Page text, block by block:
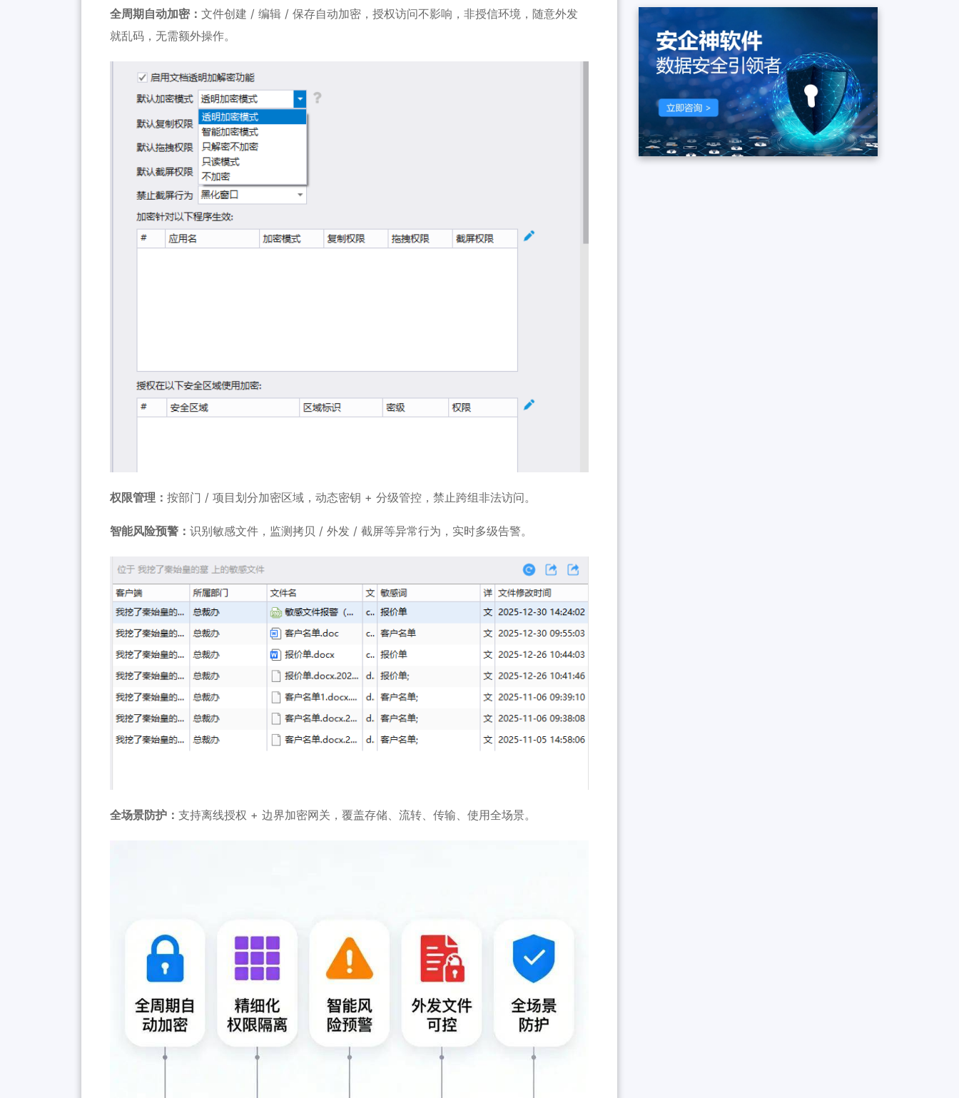
全周期自动加密：文件创建 / 编辑 / 保存自动加密，授权访问不影响，非授信环境，随意外发
就乱码，无需额外操作。
权限管理：按部门 / 项目划分加密区域，动态密钥 + 分级管控，禁止跨组非法访问。
智能风险预警：识别敏感文件，监测拷贝 / 外发 / 截屏等异常行为，实时多级告警。
全场景防护：支持离线授权 + 边界加密网关，覆盖存储、流转、传输、使用全场景。